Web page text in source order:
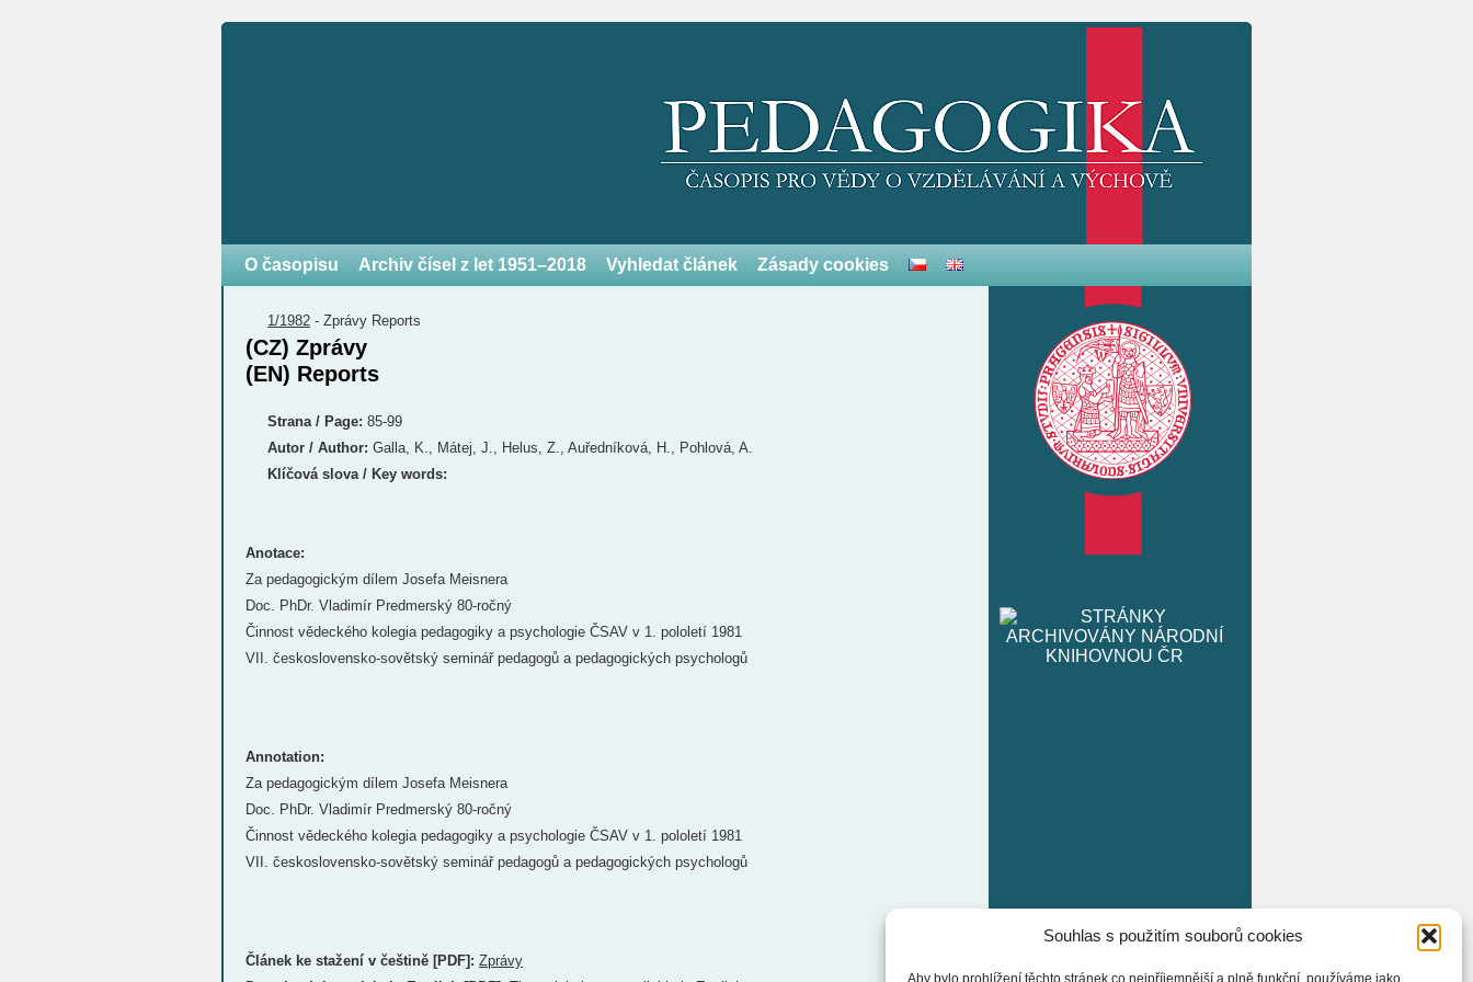
Souhlas s použitím souborů cookies
Aby bylo prohlížení těchto stránek co nejpříjemnější a plně funkční, používáme jako
O časopisu Archiv čísel z let 1951–2018 Vyhledat článek Zásady cookies
1/1982 - Zprávy Reports
(CZ) Zprávy
(EN) Reports
Strana / Page: 85-99
Autor / Author: Galla, K., Mátej, J., Helus, Z., Auředníková, H., Pohlová, A.
Klíčová slova / Key words:
Anotace:
Za pedagogickým dílem Josefa Meisnera
Doc. PhDr. Vladimír Predmerský 80-ročný
Činnost vědeckého kolegia pedagogiky a psychologie ČSAV v 1. pololetí 1981
VII. československo-sovětský seminář pedagogů a pedagogických psychologů
Annotation:
Za pedagogickým dílem Josefa Meisnera
Doc. PhDr. Vladimír Predmerský 80-ročný
Činnost vědeckého kolegia pedagogiky a psychologie ČSAV v 1. pololetí 1981
VII. československo-sovětský seminář pedagogů a pedagogických psychologů
Článek ke stažení v češtině [PDF]: Zprávy